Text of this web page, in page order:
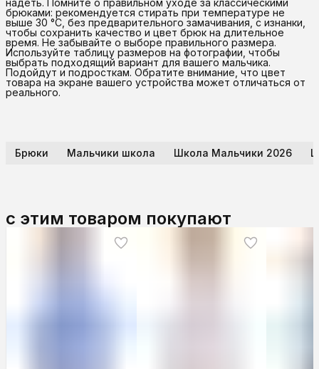
брюками: рекомендуется стирать при температуре не
выше 30 °C, без предварительного замачивания, с изнанки,
чтобы сохранить качество и цвет брюк на длительное
время. Не забывайте о выборе правильного размера.
Используйте таблицу размеров на фотографии, чтобы
выбрать подходящий вариант для вашего мальчика.
Подойдут и подросткам. Обратите внимание, что цвет
товара на экране вашего устройства может отличаться от
реального.
Брюки Мальчики школа Школа Мальчики 2026
с этим товаром покупают